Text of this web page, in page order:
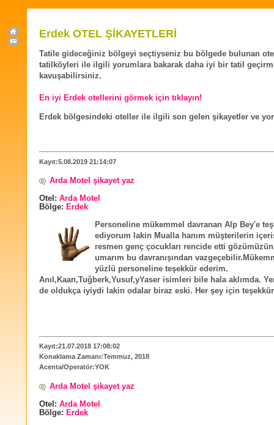
Erdek OTEL ŞİKAYETLERİ
Tatile gideceğiniz bölgeyi seçtiyseniz bu bölgede bulunan
tatilköyleri ile ilgili yorumlara bakarak daha iyi bir tatil
kavuşabilirsiniz.
En iyi Erdek otellerini görmek için tıklayın!
Erdek bölgesindeki oteller ile ilgili son gelen şikayetler ve
Kayıt:5.08.2019 21:14:07
Arda Motel şikayet yaz
Otel: Arda Motel
Bölge: Erdek
Personeline mükemmel davranan Alp Bey'e
ediyorum lakin Mualla hanım müşterilerin
resmen genç çocukları rencide etti
umarım bu davranışından
yüzlü personeline teşekkür ederim.
Anıl,Kaan,Tuğberk,Yusuf,yYaser isimleri bile hala aklımda.
de oldukça iyiydi lakin odalar biraz eski. Her şey için
Kayıt:21.07.2018 17:08:02
Konaklama Zamanı:Temmuz, 2018
Acenta/Operatör:YOK
Arda Motel şikayet yaz
Otel: Arda Motel
Bölge: Erdek